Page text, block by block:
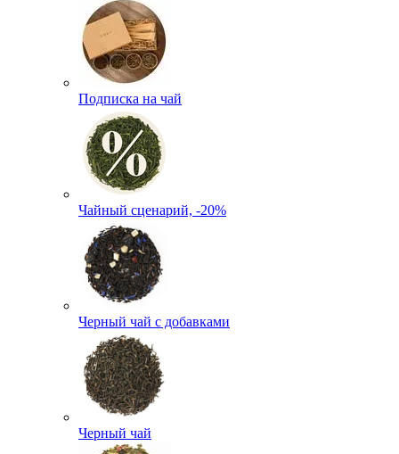
Подписка на чай
Чайный сценарий, -20%
Черный чай с добавками
Черный чай